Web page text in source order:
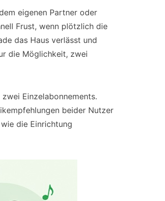
eigenen Partner oder
Frust, wenn plötzlich die
das Haus verlässt und
die Möglichkeit, zwei
Einzelabonnements.
beider Nutzer
die Einrichtung